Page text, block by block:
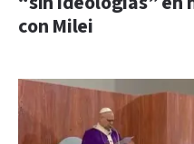
con Milei